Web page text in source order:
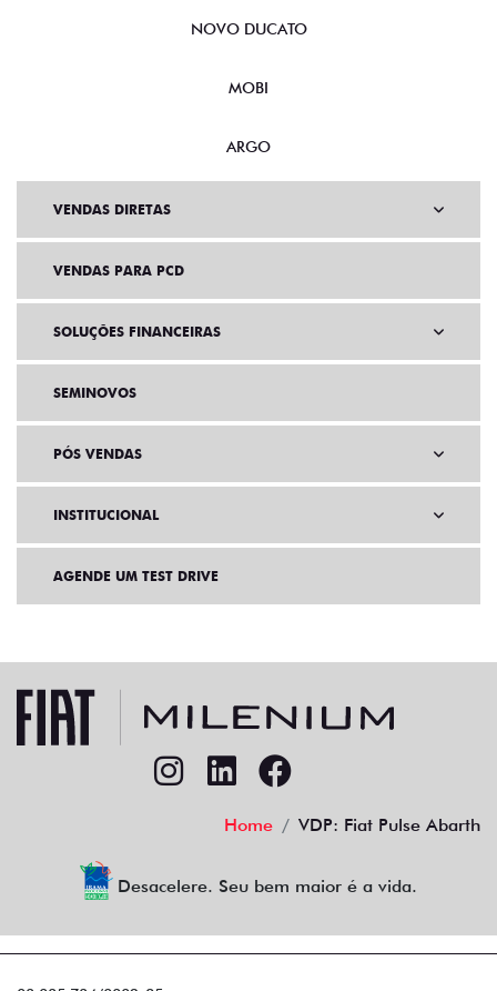
NOVO DUCATO
MOBI
ARGO
VENDAS DIRETAS
VENDAS PARA PCD
SOLUÇÕES FINANCEIRAS
SEMINOVOS
PÓS VENDAS
INSTITUCIONAL
AGENDE UM TEST DRIVE
Home VDP: Fiat Pulse Abarth
Desacelere. Seu bem maior é a vida.